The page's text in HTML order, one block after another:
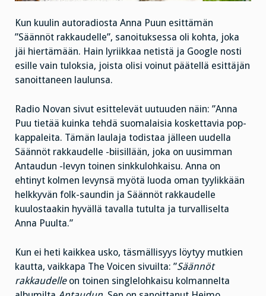
Kun kuulin autoradiosta Anna Puun esittämän
”Säännöt rakkaudelle”, sanoituksessa oli kohta, joka
jäi hiertämään. Hain lyriikkaa netistä ja Google nosti
esille vain tuloksia, joista olisi voinut päätellä esittäjän
sanoittaneen laulunsa.
Radio Novan sivut esittelevät uutuuden näin: ”Anna
Puu tietää kuinka tehdä suomalaisia koskettavia pop-
kappaleita. Tämän laulaja todistaa jälleen uudella
Säännöt rakkaudelle -biisillään, joka on uusimman
Antaudun -levyn toinen sinkkulohkaisu. Anna on
ehtinyt kolmen levynsä myötä luoda oman tyylikkään
helkkyvän folk-saundin ja Säännöt rakkaudelle
kuulostaakin hyvällä tavalla tutulta ja turvalliselta
Anna Puulta.”
Kun ei heti kaikkea usko, täsmällisyys löytyy mutkien
kautta, vaikkapa The Voicen sivuilta: ”Säännöt
rakkaudelle on toinen singlelohkaisu kolmannelta